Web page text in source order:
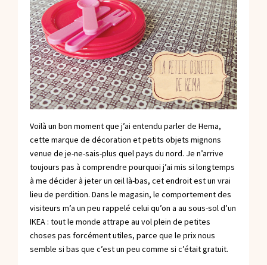
Voilà un bon moment que j’ai entendu parler de Hema,
cette marque de décoration et petits objets mignons
venue de je-ne-sais-plus quel pays du nord. Je n’arrive
toujours pas à comprendre pourquoi j’ai mis si longtemps
à me décider à jeter un œil là-bas, cet endroit est un vrai
lieu de perdition. Dans le magasin, le comportement des
visiteurs m’a un peu rappelé celui qu’on a au sous-sol d’un
IKEA : tout le monde attrape au vol plein de petites
choses pas forcément utiles, parce que le prix nous
semble si bas que c’est un peu comme si c’était gratuit.